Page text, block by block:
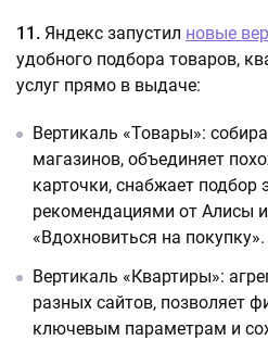
11. Яндекс запустил новые
удобного подбора товаров,
услуг прямо в выдаче:
Вертикаль «Товары»:
магазинов, объединяет
карточки, снабжает подбор
рекомендациями от Алисы
«Вдохновиться на покупку».
Вертикаль «Квартиры»:
разных сайтов, позволяет
ключевым параметрам и